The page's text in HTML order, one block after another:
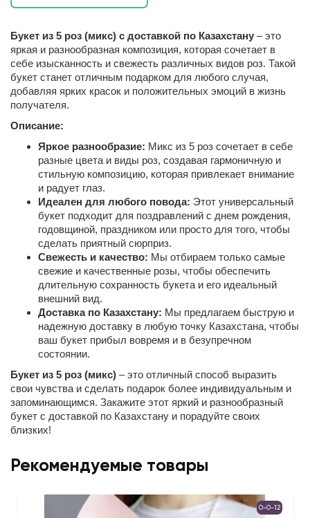
Букет из 5 роз (микс) с доставкой по Казахстану – это
яркая и разнообразная композиция, которая сочетает в
себе изысканность и свежесть различных видов роз. Такой
букет станет отличным подарком для любого случая,
добавляя ярких красок и положительных эмоций в жизнь
получателя.
Описание:
Яркое разнообразие: Микс из 5 роз сочетает в себе
разные цвета и виды роз, создавая гармоничную и
стильную композицию, которая привлекает внимание
и радует глаз.
Идеален для любого повода: Этот универсальный
букет подходит для поздравлений с днем рождения,
годовщиной, праздником или просто для того, чтобы
сделать приятный сюрприз.
Свежесть и качество: Мы отбираем только самые
свежие и качественные розы, чтобы обеспечить
длительную сохранность букета и его идеальный
внешний вид.
Доставка по Казахстану: Мы предлагаем быструю и
надежную доставку в любую точку Казахстана, чтобы
ваш букет прибыл вовремя и в безупречном
состоянии.
Букет из 5 роз (микс) – это отличный способ выразить
свои чувства и сделать подарок более индивидуальным и
запоминающимся. Закажите этот яркий и разнообразный
букет с доставкой по Казахстану и порадуйте своих
близких!
Рекомендуемые товары
0-0-12